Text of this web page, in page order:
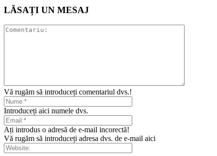
LĂSAȚI UN MESAJ
Vă rugăm să introduceți comentariul dvs.!
Introduceți aici numele dvs.
Ați introdus o adresă de e-mail incorectă!
Vă rugăm să introduceți adresa dvs. de e-mail aici